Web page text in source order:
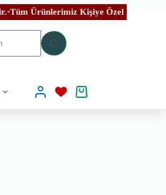
Kişiye Özel El İşçiliği İle Özenle